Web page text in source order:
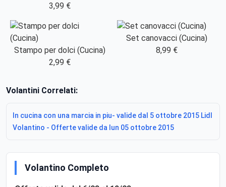
3,99 €
Stampo per dolci (Cucina)
2,99 €
Set canovacci (Cucina)
8,99 €
Volantini Correlati:
In cucina con una marcia in piu- valide dal 5 ottobre 2015 Lidl
Volantino - Offerte valide da lun 05 ottobre 2015
Volantino Completo